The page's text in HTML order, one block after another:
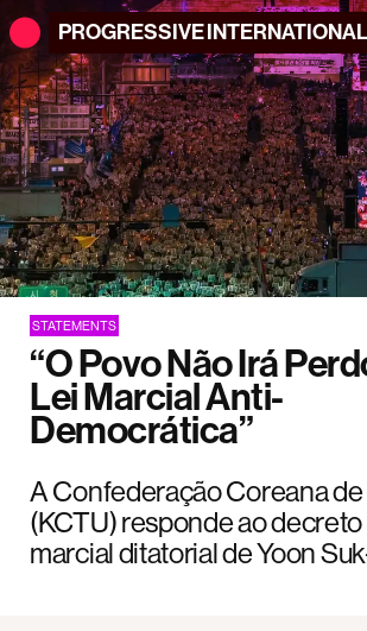
PROGRESSIVEINTERNATIONAL
STATEMENTS
“O Povo Não Irá
Lei Marcial Anti-
Democrática”
A Confederação Coreana
(KCTU) responde ao decreto
marcial ditatorial de Yoon